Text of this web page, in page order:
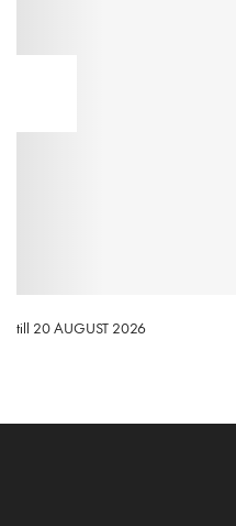
till 20 AUGUST 2026